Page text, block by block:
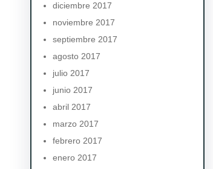
diciembre 2017
noviembre 2017
septiembre 2017
agosto 2017
julio 2017
junio 2017
abril 2017
marzo 2017
febrero 2017
enero 2017